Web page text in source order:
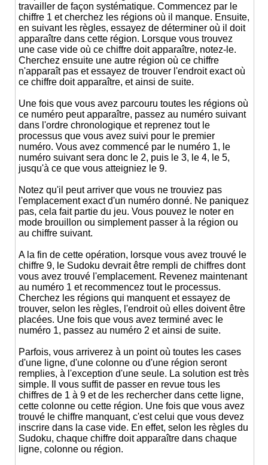
travailler de façon systématique. Commencez par le
chiffre 1 et cherchez les régions où il manque. Ensuite,
en suivant les règles, essayez de déterminer où il doit
apparaître dans cette région. Lorsque vous trouvez
une case vide où ce chiffre doit apparaître, notez-le.
Cherchez ensuite une autre région où ce chiffre
n'apparaît pas et essayez de trouver l'endroit exact où
ce chiffre doit apparaître, et ainsi de suite.
Une fois que vous avez parcouru toutes les régions où
ce numéro peut apparaître, passez au numéro suivant
dans l'ordre chronologique et reprenez tout le
processus que vous avez suivi pour le premier
numéro. Vous avez commencé par le numéro 1, le
numéro suivant sera donc le 2, puis le 3, le 4, le 5,
jusqu'à ce que vous atteigniez le 9.
Notez qu'il peut arriver que vous ne trouviez pas
l'emplacement exact d'un numéro donné. Ne paniquez
pas, cela fait partie du jeu. Vous pouvez le noter en
mode brouillon ou simplement passer à la région ou
au chiffre suivant.
A la fin de cette opération, lorsque vous avez trouvé le
chiffre 9, le Sudoku devrait être rempli de chiffres dont
vous avez trouvé l'emplacement. Revenez maintenant
au numéro 1 et recommencez tout le processus.
Cherchez les régions qui manquent et essayez de
trouver, selon les règles, l'endroit où elles doivent être
placées. Une fois que vous avez terminé avec le
numéro 1, passez au numéro 2 et ainsi de suite.
Parfois, vous arriverez à un point où toutes les cases
d'une ligne, d'une colonne ou d'une région seront
remplies, à l'exception d'une seule. La solution est très
simple. Il vous suffit de passer en revue tous les
chiffres de 1 à 9 et de les rechercher dans cette ligne,
cette colonne ou cette région. Une fois que vous avez
trouvé le chiffre manquant, c'est celui que vous devez
inscrire dans la case vide. En effet, selon les règles du
Sudoku, chaque chiffre doit apparaître dans chaque
ligne, colonne ou région.